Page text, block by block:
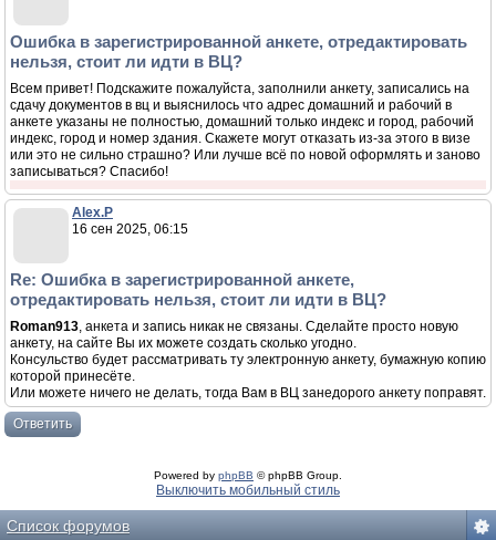
Ошибка в зарегистрированной анкете, отредактировать
нельзя, стоит ли идти в ВЦ?
Всем привет! Подскажите пожалуйста, заполнили анкету, записались на
сдачу документов в вц и выяснилось что адрес домашний и рабочий в
анкете указаны не полностью, домашний только индекс и город, рабочий
индекс, город и номер здания. Скажете могут отказать из-за этого в визе
или это не сильно страшно? Или лучше всё по новой оформлять и заново
записываться? Спасибо!
Alex.P
16 сен 2025, 06:15
Re: Ошибка в зарегистрированной анкете,
отредактировать нельзя, стоит ли идти в ВЦ?
Roman913, анкета и запись никак не связаны. Сделайте просто новую
анкету, на сайте Вы их можете создать сколько угодно.
Консульство будет рассматривать ту электронную анкету, бумажную копию
которой принесёте.
Или можете ничего не делать, тогда Вам в ВЦ занедорого анкету поправят.
Ответить
Powered by phpBB © phpBB Group.
Выключить мобильный стиль
Список форумов